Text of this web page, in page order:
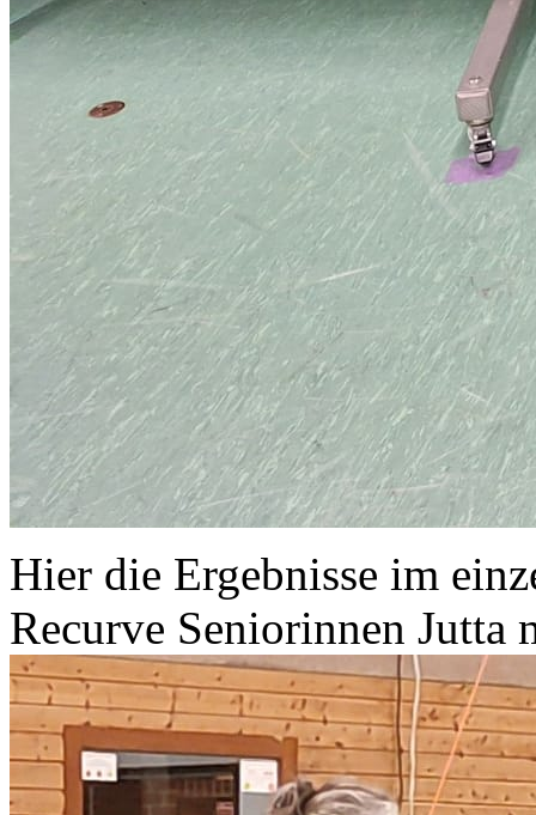
Hier die Ergebnisse im
Recurve Seniorinnen Jutta